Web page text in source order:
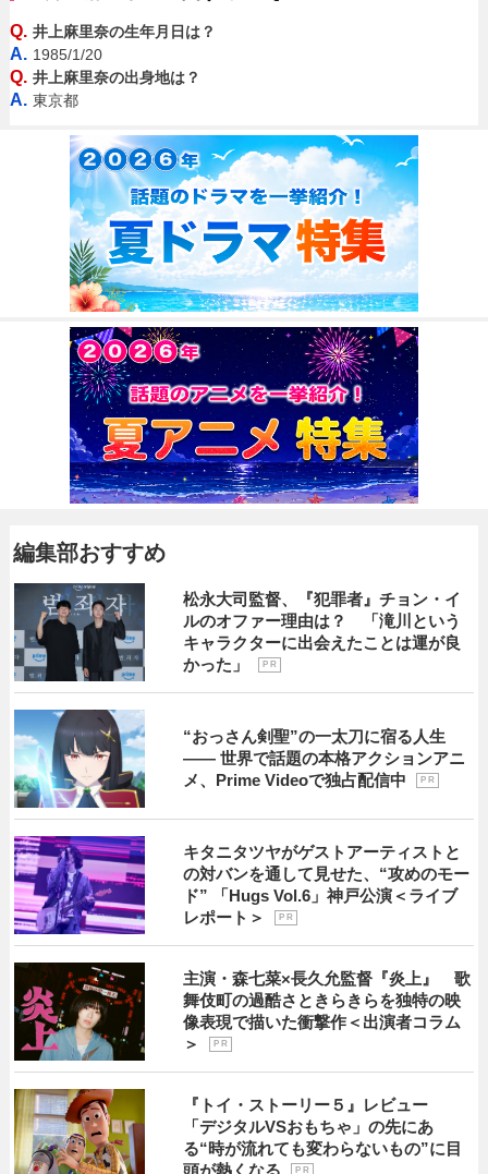
Q. 井上麻里奈の生年月日は？
A. 1985/1/20
Q. 井上麻里奈の出身地は？
A. 東京都
編集部おすすめ
松永大司監督、『犯罪者』チョン・イ
ルのオファー理由は？ 「滝川という
キャラクターに出会えたことは運が良
かった」
P R
“おっさん剣聖”の一太刀に宿る人生
―― 世界で話題の本格アクションアニ
メ、Prime Videoで独占配信中
P R
キタニタツヤがゲストアーティストと
の対バンを通して見せた、“攻めのモー
ド” 「Hugs Vol.6」神戸公演＜ライブ
レポート＞
P R
主演・森七菜×長久允監督『炎上』 歌
舞伎町の過酷さときらきらを独特の映
像表現で描いた衝撃作＜出演者コラム
＞
P R
『トイ・ストーリー５』レビュー
「デジタルVSおもちゃ」の先にあ
る“時が流れても変わらないもの”に目
頭が熱くなる
P R